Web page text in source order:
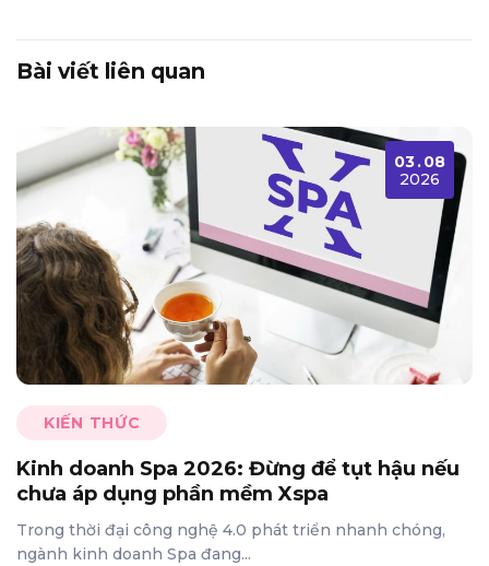
Bài viết liên quan
KIẾN THỨC
Kinh doanh Spa 2026: Đừng để tụt hậu nếu
chưa áp dụng phần mềm Xspa
Trong thời đại công nghệ 4.0 phát triển nhanh chóng,
ngành kinh doanh Spa đang...
03.08
2026